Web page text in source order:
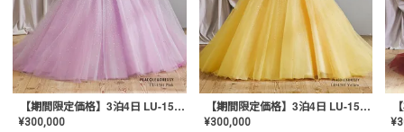
【期間限定価格】3泊4日 LU-1501(Pink)
¥300,000
【期間限定価格】3泊4日 LU-1501(Yellow)
¥300,000 ¥